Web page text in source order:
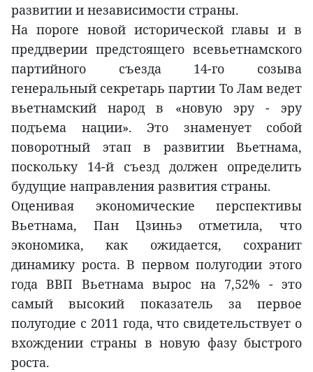
развитии и независимости страны.
На пороге новой исторической главы и в
преддверии предстоящего всевьетнамского
партийного съезда 14-го созыва
генеральный секретарь партии То Лам ведет
вьетнамский народ в «новую эру - эру
подъема нации». Это знаменует собой
поворотный этап в развитии Вьетнама,
поскольку 14-й съезд должен определить
будущие направления развития страны.
Оценивая экономические перспективы
Вьетнама, Пан Цзиньэ отметила, что
экономика, как ожидается, сохранит
динамику роста. В первом полугодии этого
года ВВП Вьетнама вырос на 7,52% - это
самый высокий показатель за первое
полугодие с 2011 года, что свидетельствует о
вхождении страны в новую фазу быстрого
роста.